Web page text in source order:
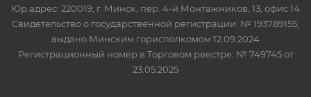
Юр.адрес: 220019, г. Минск, пер. 4-й Монтажников, 13, офис 14
Свидетельство о государственной регистрации: № 193789155,
выдано Минским горисполкомом 12.09.2024
Регистрационный номер в Торговом реестре: № 749745 от
23.05.2025